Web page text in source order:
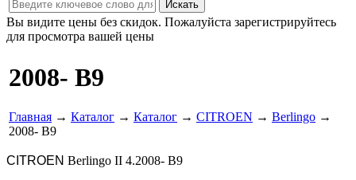
Вы видите цены без скидок. Пожалуйста зарегистрируйтесь
для просмотра вашей цены
2008- B9
Главная → Каталог → Каталог → CITROEN → Berlingo →
2008- B9
CITROEN Berlingo II 4.2008- B9